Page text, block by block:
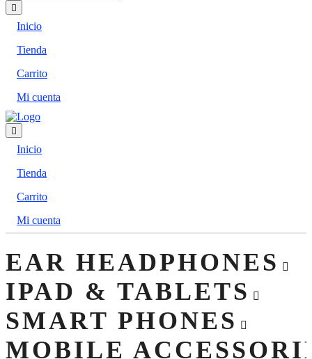
Inicio
Tienda
Carrito
Mi cuenta
Inicio
Tienda
Carrito
Mi cuenta